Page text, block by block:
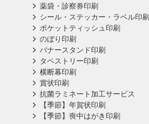
薬袋・診察券印刷
シール・ステッカー・ラベル印刷
ポケットティッシュ印刷
のぼり印刷
バナースタンド印刷
タペストリー印刷
横断幕印刷
賞状印刷
抗菌ラミネート加工サービス
【季節】年賀状印刷
【季節】喪中はがき印刷